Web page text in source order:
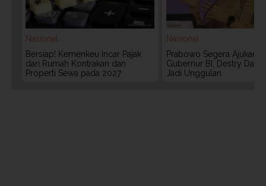
Nasional
Bersiap! Kemenkeu Incar Pajak
dari Rumah Kontrakan dan
Properti Sewa pada 2027
Nasional
Prabowo Segera Ajukan
Gubernur BI, Destry
Jadi Unggulan